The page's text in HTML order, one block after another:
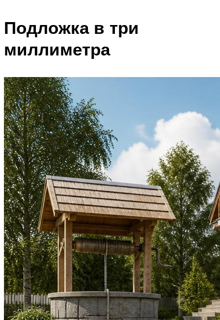
Подложка в три
миллиметра